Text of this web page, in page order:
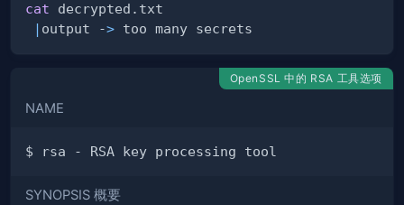
cat
| output ->
OpenSSL 中的 RSA 工具选项
NAME
SYNOPSIS 概要